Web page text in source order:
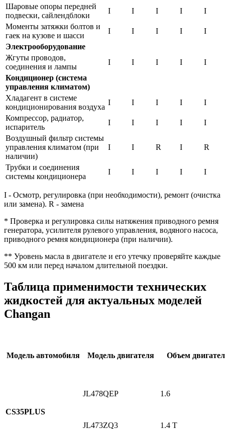
Шаровые опоры передней
подвески, сайлендблоки
I I I I
I
Моменты затяжки болтов и
гаек на кузове и шасси
I I I I
I
Электрооборудование
Жгуты проводов,
соединения и лампы
I I I I
I
Кондиционер (система
управления климатом)
Хладагент в системе
кондиционирования воздуха
I I I I
I
Компрессор, радиатор,
испаритель
I I I I
I
Воздушный фильтр системы
управления климатом (при
наличии)
I I R I R
Трубки и соединения
системы кондиционера
I I I I I
I - Осмотр, регулировка (при необходимости), ремонт (очистка
или замена). R - замена
* Проверка и регулировка силы натяжения приводного ремня
генератора, усилителя рулевого управления, водяного насоса,
приводного ремня кондиционера (при наличии).
** Уровень масла в двигателе и его утечку проверяйте каждые
500 км или перед началом длительной поездки.
Таблица применимости технических
жидкостей для актуальных моделей
Changan
Модель автомобиля Модель двигателя Объем
CS35PLUS
JL478QEP 1.6
JL473ZQ3 1.4 T